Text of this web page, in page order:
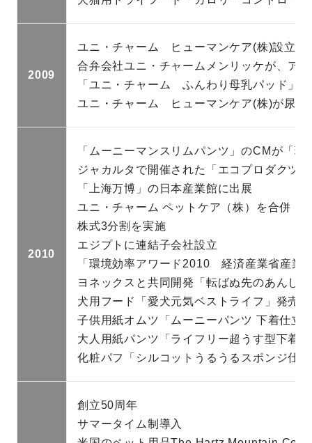
2009
ユニ・チャーム ヒューマンケア(株)設立
合弁会社ユニ・チャームメンリッケが、ア
「ユニ・チャーム ふんわり母乳パッド」
ユニ・チャーム ヒューマンケア(株)が尿吸
2010
「ムーニーマンスリムパンツ」のCMが「
ジャカルタで開催された「エコプロダクツ
「上海万博」の日本産業館に出展
ユニ・チャーム ペットケア（株）を合併
株式3分割を実施
エジプトに連結子会社設立
「環境効率アワード2010 経済産業省産業
ヨネックスと共同開発「転ばぬ先のあんし
犬用フード「愛犬元気ベストライフ」発売
子供用紙オムツ「ムーニーパンツ 下着仕立
大人用紙パンツ「ライフリー超うす型下着
化粧パフ「シルコットうるうるスポンジ仕
創立50周年
サマータイム制導入